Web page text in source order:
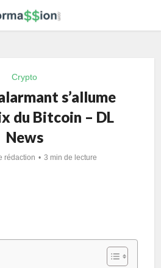
Crypto
s’allume
du Bitcoin – DL
News
rédaction 3 min de lecture